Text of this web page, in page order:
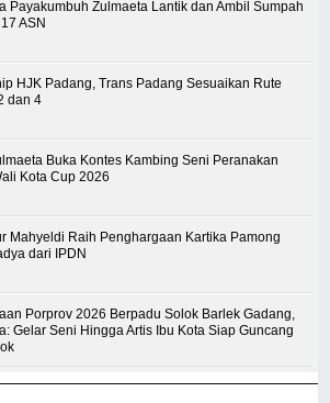
Payakumbuh Zulmaeta Lantik dan Ambil Sumpah
ASN
HJK Padang, Trans Padang Sesuaikan Rute
dan 4
Buka Kontes Kambing Seni Peranakan
Kota Cup 2026
Mahyeldi Raih Penghargaan Kartika Pamong
dari IPDN
Porprov 2026 Berpadu Solok Barlek Gadang,
Gelar Seni Hingga Artis Ibu Kota Siap Guncang